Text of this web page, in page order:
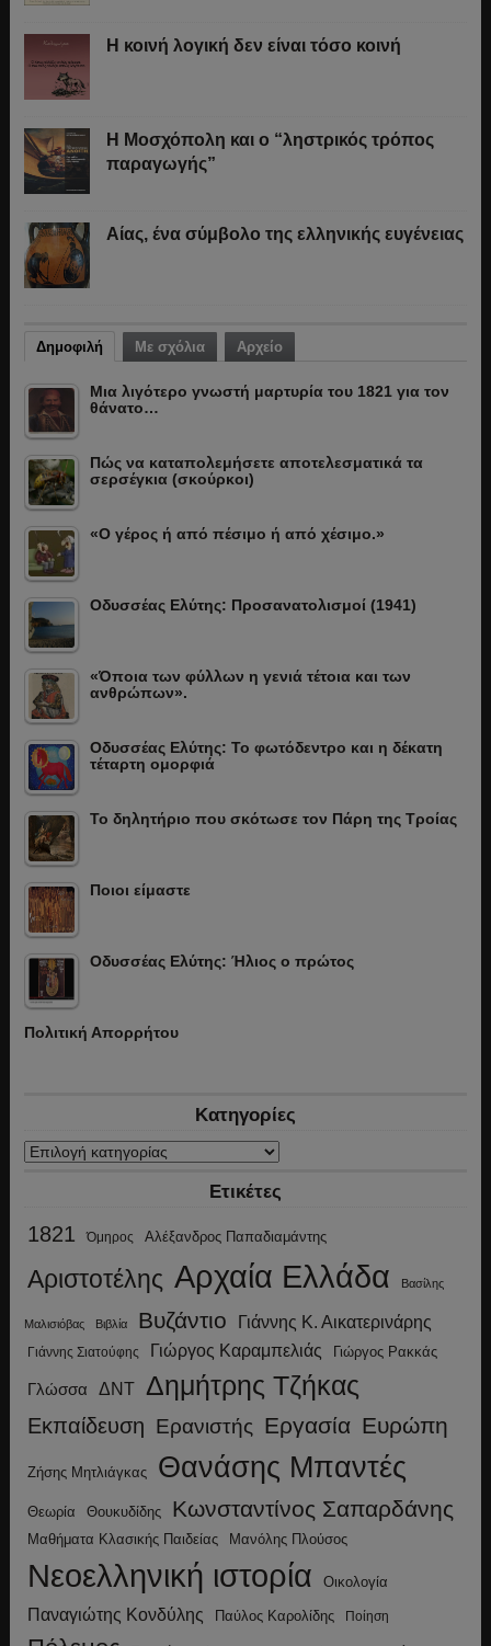
Η κοινή λογική δεν είναι τόσο κοινή
Η Μοσχόπολη και ο “ληστρικός τρόπος
παραγωγής”
Αίας, ένα σύμβολο της ελληνικής ευγένειας
Δημοφιλή Με σχόλια Αρχείο
Μια λιγότερο γνωστή μαρτυρία του 1821 για τον
θάνατο…
Πώς να καταπολεμήσετε αποτελεσματικά τα
σερσέγκια (σκούρκοι)
«Ο γέρος ή από πέσιμο ή από χέσιμο.»
Οδυσσέας Ελύτης: Προσανατολισμοί (1941)
«Όποια των φύλλων η γενιά τέτοια και των
ανθρώπων».
Οδυσσέας Ελύτης: Το φωτόδεντρο και η δέκατη
τέταρτη ομορφιά
Το δηλητήριο που σκότωσε τον Πάρη της Τροίας
Ποιοι είμαστε
Οδυσσέας Ελύτης: Ήλιος ο πρώτος
Πολιτική Απορρήτου
Κατηγορίες
Κατηγορίες
Ετικέτες
1821 Όμηρος Αλέξανδρος Παπαδιαμάντης
Αριστοτέλης Αρχαία Ελλάδα Βασίλης
Μαλισιόβας Βιβλία Βυζάντιο Γιάννης Κ. Αικατερινάρης
Γιάννης Σιατούφης Γιώργος Καραμπελιάς Γιώργος Ρακκάς
Γλώσσα ΔΝΤ Δημήτρης Τζήκας
Εκπαίδευση Ερανιστής Εργασία Ευρώπη
Ζήσης Μητλιάγκας Θανάσης Μπαντές
Θεωρία Θουκυδίδης Κωνσταντίνος Σαπαρδάνης
Μαθήματα Κλασικής Παιδείας Μανόλης Πλούσος
Νεοελληνική ιστορία Οικολογία
Παναγιώτης Κονδύλης Παύλος Καρολίδης Ποίηση